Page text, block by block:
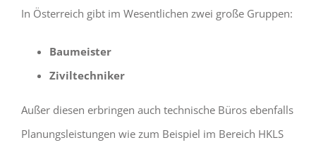
In Österreich gibt im Wesentlichen zwei große Gruppen:
Baumeister
Ziviltechniker
Außer diesen erbringen auch technische Büros ebenfalls
Planungsleistungen wie zum Beispiel im Bereich HKLS